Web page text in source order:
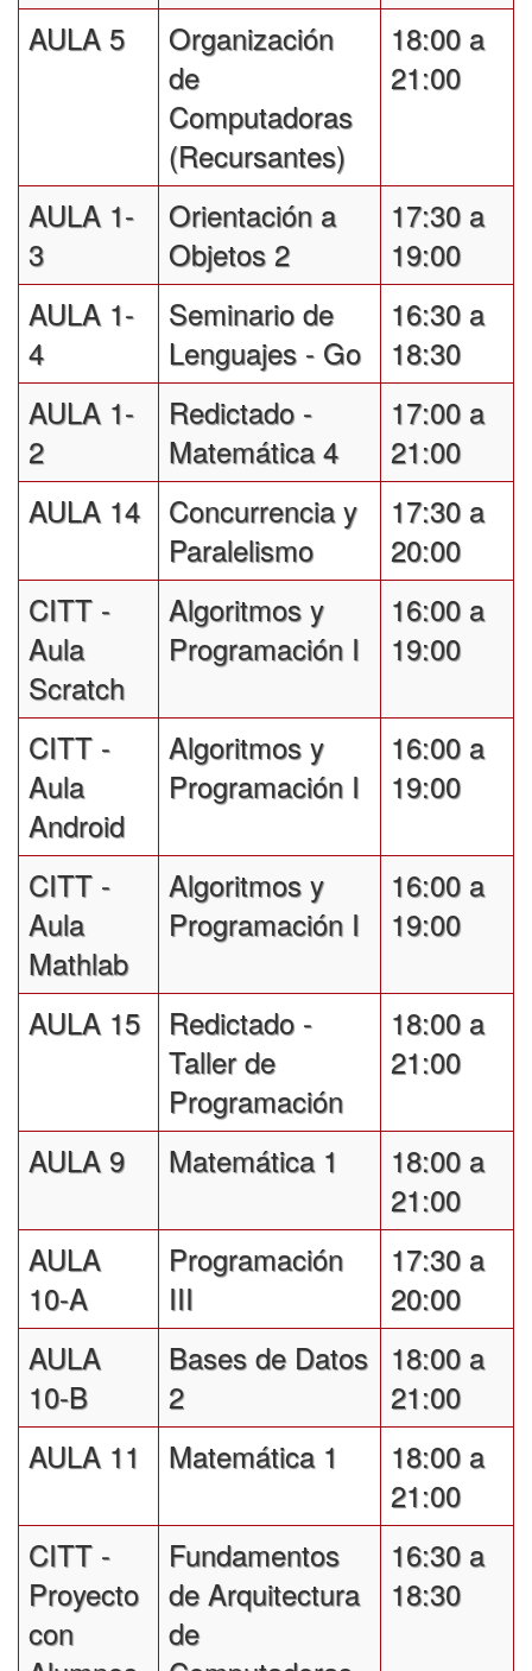
AULA 5
Organización
de
Computadoras
(Recursantes)
18:00 a
21:00
AULA 1-
3
Orientación a
Objetos 2
17:30 a
19:00
AULA 1-
4
Seminario de
Lenguajes - Go
16:30 a
18:30
AULA 1-
2
Redictado -
Matemática 4
17:00 a
21:00
AULA 14
Concurrencia y
Paralelismo
17:30 a
20:00
CITT -
Aula
Scratch
Algoritmos y
Programación I
16:00 a
19:00
CITT -
Aula
Android
Algoritmos y
Programación I
16:00 a
19:00
CITT -
Aula
Mathlab
Algoritmos y
Programación I
16:00 a
19:00
AULA 15
Redictado -
Taller de
Programación
18:00 a
21:00
AULA 9 Matemática 1
18:00 a
21:00
AULA
10-A
Programación
III
17:30 a
20:00
AULA
10-B
Bases de Datos
2
18:00 a
21:00
AULA 11
Matemática 1
18:00 a
21:00
CITT -
Proyecto
con
Fundamentos
de Arquitectura
de
16:30 a
18:30